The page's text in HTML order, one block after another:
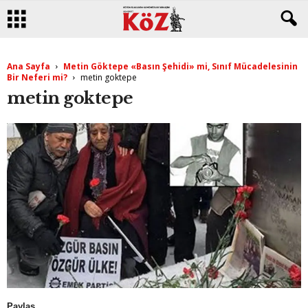
Ana Sayfa
Metin Göktepe «Basın Şehidi» mi, Sınıf Mücadelesinin
Bir Neferi mi?
metin goktepe
metin goktepe